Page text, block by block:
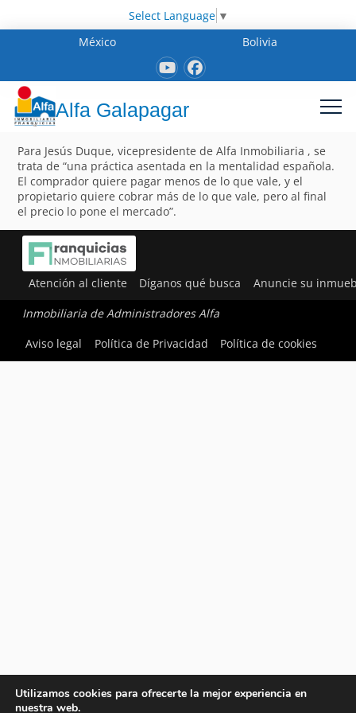
Select Language ▼
México
Bolivia
Alfa Galapagar
Para Jesús Duque, vicepresidente de Alfa Inmobiliaria , se
trata de “una práctica asentada en la mentalidad española.
El comprador quiere pagar menos de lo que vale, y el
propietario quiere cobrar más de lo que vale, pero al final
el precio lo pone el mercado”.
Atención al cliente Díganos qué busca Anuncie su
Inmobiliaria de Administradores Alfa
Aviso legal
Política de Privacidad Política de cookies
Utilizamos cookies para ofrecerte la mejor experiencia en
nuestra web.